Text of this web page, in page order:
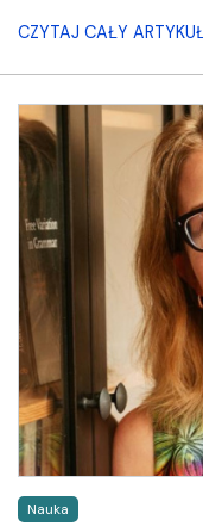
CZYTAJ CAŁY ARTYKUŁ
Nauka